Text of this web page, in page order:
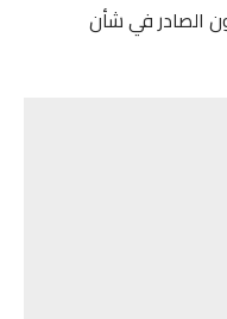
الصادر في شأن